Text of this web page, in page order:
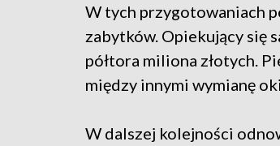
W tych przygotowaniach
zabytków. Opiekujący się
półtora miliona złotych.
między innymi wymianę
W dalszej kolejności